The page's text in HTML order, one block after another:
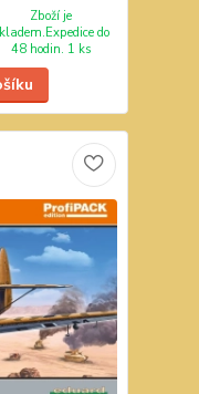
Zboží je
do
48 hodin. 1 ks